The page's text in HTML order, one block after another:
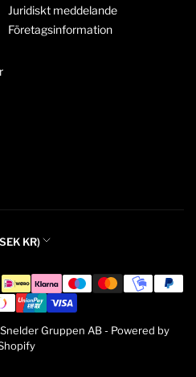
Juridiskt meddelande
Företagsinformation
SE (SEK KR)
Gruppen AB- Powered by
Betalningsmetoder